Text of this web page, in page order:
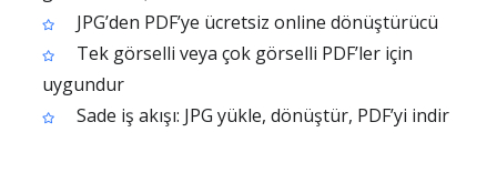
JPG’den PDF’ye ücretsiz online dönüştürücü
Tek görselli veya çok görselli PDF’ler için
uygundur
Sade iş akışı: JPG yükle, dönüştür, PDF’yi indir